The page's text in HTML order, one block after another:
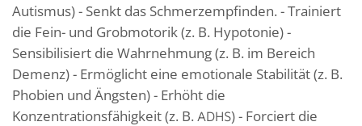
Autismus) - Senkt das Schmerzempfinden. - Trainiert
die Fein- und Grobmotorik (z. B. Hypotonie) -
Sensibilisiert die Wahrnehmung (z. B. im Bereich
Demenz) - Ermöglicht eine emotionale Stabilität (z. B.
Phobien und Ängsten) - Erhöht die
Konzentrationsfähigkeit (z. B. ADHS) - Forciert die